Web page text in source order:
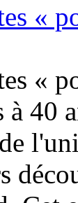
«
«
à 40